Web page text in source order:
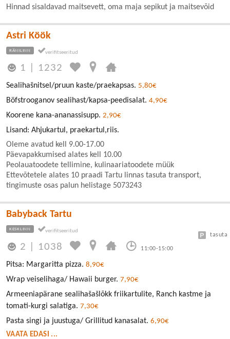
Hinnad sisaldavad maitsevett, oma maja sepikut ja maitsevõid
Astri Köök
RÄNILINN
1 1232
Sealihašnitsel/pruun kaste/praekapsas. 5,80€
Böfstrooganov sealihast/kapsa-peedisalat. 4,90€
Koorene kana-ananassisupp. 2,90€
Lisand: Ahjukartul, praekartul,riis.
Oleme avatud kell 9.00-17.00
Päevapakkumised alates kell 10.00
Peolauatoodete tellimine, kulinaariatoodete müük
Ettevõtetele alates 10 praadi Tartu linnas tasuta transport,
tingimuste osas palun helistage 5073243
Babyback Tartu
KESKLINN
2 1038 11:00-15:00
tasuta
Pitsa: Margaritta pizza. 8,90€
Wrap veiselihaga/ Hawaii burger. 7,90€
Armeeniapärane sealihašašlõkk friikartulite, Ranch kastme ja
tomati-kurgi salatiga. 7,30€
Pasta singi ja juustuga/ Grillitud kanasalat. 6,90€
VAATA EDASI ...